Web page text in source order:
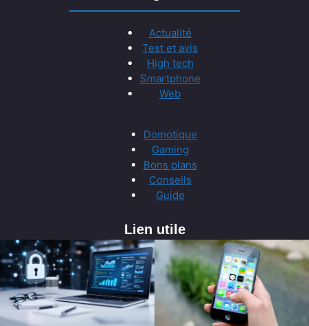
Actualité
Test et avis
High tech
Smartphone
Web
Domotique
Gaming
Bons plans
Conseils
Guide
Lien utile